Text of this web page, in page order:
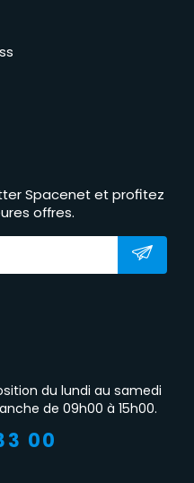
Spacenet et profitez
offres.
du lundi au samedi
de 09h00 à 15h00.
00